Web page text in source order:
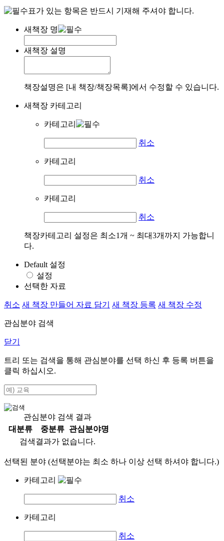
표가 있는 항목은 반드시 기재해 주셔야 합니다.
새책장 명
새책장 설명
책장설명은 [내 책장/책장목록]에서 수정할 수 있습니다.
새책장 카테고리
카테고리
취소
카테고리
취소
카테고리
취소
책장카테고리 설정은 최소1개 ~ 최대3개까지 가능합니
다.
Default 설정
설정
선택한 자료
취소 새 책장 만들어 자료 담기 새 책장 등록 새 책장 수정
관심분야 검색
닫기
트리 또는 검색을 통해 관심분야를 선택 하신 후 등록 버튼을
클릭 하십시오.
관심분야 검색 결과
대분류
중분류
관심분야명
검색결과가 없습니다.
선택된 분야 (선택분야는 최소 하나 이상 선택 하셔야 합니다.)
카테고리
취소
카테고리
취소